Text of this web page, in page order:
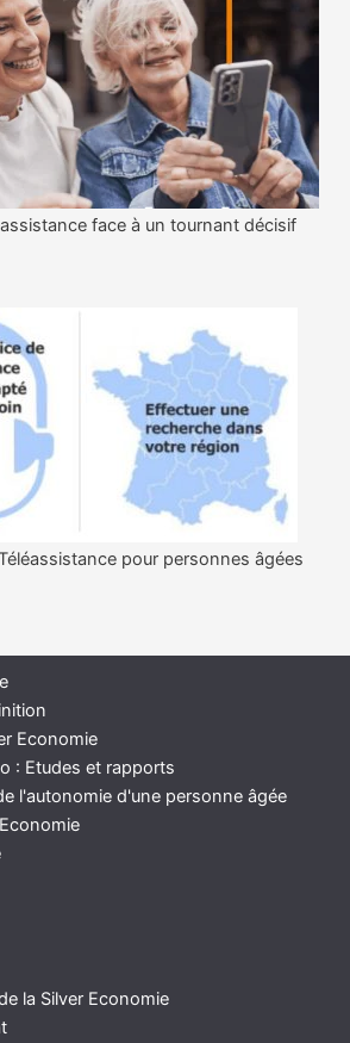
face à un tournant décisif
pour personnes âgées
Economie
: Etudes et rapports
l'autonomie d'une personne âgée
la Silver Economie